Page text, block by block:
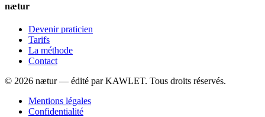
nætur
Devenir praticien
Tarifs
La méthode
Contact
© 2026 nætur — édité par KAWLET. Tous droits réservés.
Mentions légales
Confidentialité